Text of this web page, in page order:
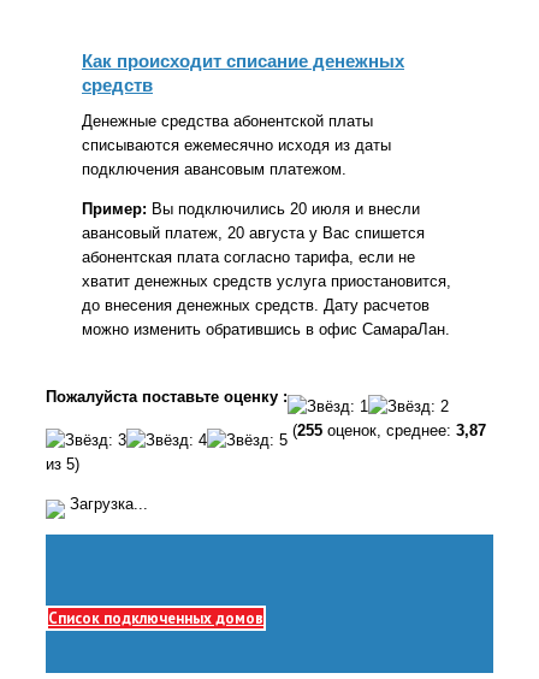
Как происходит списание денежных
средств
Денежные средства абонентской платы
списываются ежемесячно исходя из даты
подключения авансовым платежом.
Пример: Вы подключились 20 июля и внесли
авансовый платеж, 20 августа у Вас спишется
абонентская плата согласно тарифа, если не
хватит денежных средств услуга приостановится,
до внесения денежных средств. Дату расчетов
можно изменить обратившись в офис СамараЛан.
Пожалуйста поставьте оценку :
(255 оценок, среднее: 3,87
из 5)
Загрузка...
Список подключенных домов